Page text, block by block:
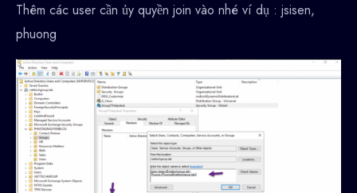
Thêm các user cần ủy quyền join vào nhé ví dụ : jsisen,
phuong